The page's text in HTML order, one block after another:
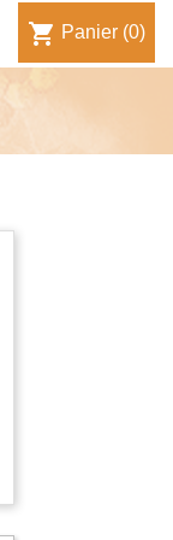
shopping_cart Panier (0)